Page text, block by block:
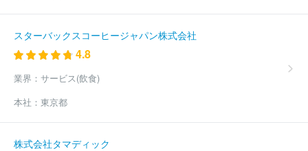
スターバックスコーヒージャパン株式会社
4.8
業界： サービス(飲食)
本社： 東京都
株式会社タマディック